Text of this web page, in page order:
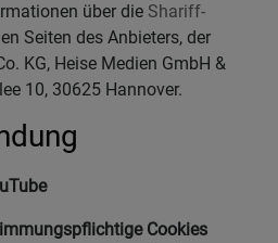
über die Shariff-
Seiten des Anbieters, der
KG, Heise Medien GmbH &
10, 30625 Hannover.
Cookies